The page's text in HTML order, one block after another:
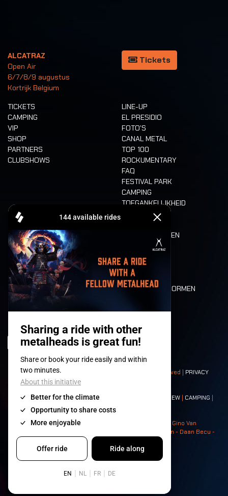
ALCATRAZ
Open Air
6/7/8/9 augustus
Kortrijk Belgium
Tickets
TICKETS
CAMPING
VIP
SHOP
PARTNERS
CLUBSHOWS
LINE-UP
EL PRESIDIO
FOTO'S
CANAL METAL
TOP 100
ROCKUMENTARY
FAQ
FESTIVAL PARK
CAMPING
TOEGANKELIJKHEID
CASHLESS
ETEN EN DRINKEN
MOBILITEIT
LONE WOLVES
PLATTEGROND
DEATH RIDE
WAARDEN EN NORMEN
HISTORIEK
© 2008-2026- Apache Productions VZW – All rights reserved | PRIVACY
POLICY|ALGEMENE VOORWAARDEN
Contact:GENERAL| PARTNERSHIPS CREW CAMPING
NEIGHBOURS
Photos: Ann Kermans - Hans Van Hoof - Eliaz Bruggeman - Gino Van
Lancker - Tim Tronckoe - Elsie Roymans - Stijn Verbruggen - Daan Becu -
Claus Christa - Devid Camerlynck